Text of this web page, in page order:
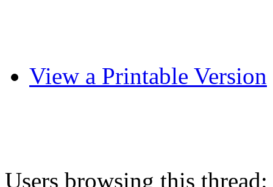
View a Printable Version
Users browsing this